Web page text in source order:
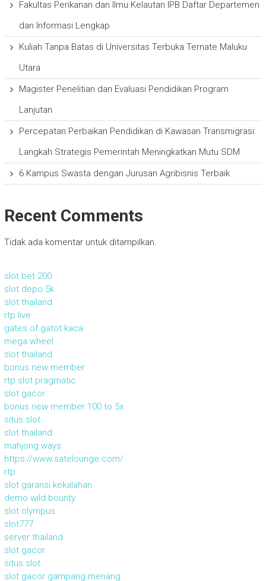
Fakultas Perikanan dan Ilmu Kelautan IPB Daftar Departemen
dan Informasi Lengkap
Kuliah Tanpa Batas di Universitas Terbuka Ternate Maluku
Utara
Magister Penelitian dan Evaluasi Pendidikan Program
Lanjutan
Percepatan Perbaikan Pendidikan di Kawasan Transmigrasi:
Langkah Strategis Pemerintah Meningkatkan Mutu SDM
6 Kampus Swasta dengan Jurusan Agribisnis Terbaik
Recent Comments
Tidak ada komentar untuk ditampilkan.
slot bet 200
slot depo 5k
slot thailand
rtp live
gates of gatot kaca
mega wheel
slot thailand
bonus new member
rtp slot pragmatic
slot gacor
bonus new member 100 to 5x
situs slot
slot thailand
mahjong ways
https://www.satelounge.com/
rtp
slot garansi kekalahan
demo wild bounty
slot olympus
slot777
server thailand
slot gacor
situs slot
slot gacor gampang menang